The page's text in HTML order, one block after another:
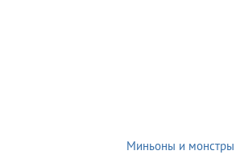
Миньоны и монстры